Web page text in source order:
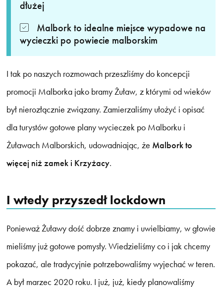
dłużej
Malbork to idealne miejsce wypadowe na
wycieczki po powiecie malborskim
I tak po naszych rozmowach przeszliśmy do koncepcji
promocji Malborka jako bramy Żuław, z którymi od wieków
był nierozłącznie związany. Zamierzaliśmy ułożyć i opisać
dla turystów gotowe plany wycieczek po Malborku i
Żuławach Malborskich, udowadniając, że Malbork to
więcej niż zamek i Krzyżacy.
I wtedy przyszedł lockdown
Ponieważ Żuławy dość dobrze znamy i uwielbiamy, w głowie
mieliśmy już gotowe pomysły. Wiedzieliśmy co i jak chcemy
pokazać, ale tradycyjnie potrzebowaliśmy wyjechać w teren.
A był marzec 2020 roku. I już, już, kiedy planowaliśmy